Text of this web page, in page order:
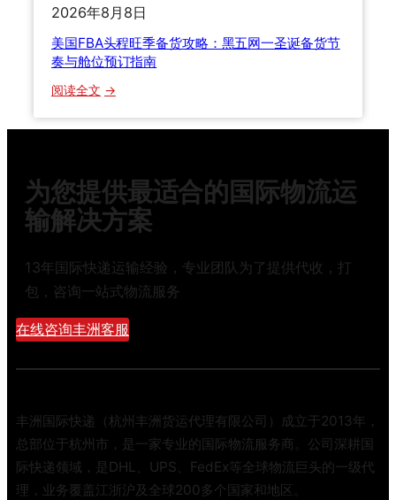
输
方
式
方
位
老
货
代
把
手
教
你
钱
的
F
Q
：
丢
、
、
延
误
拒
收
怎
么
B
海
卡
联
详
海
运
+
车
派
送
，
超
重
的
2026年8月8日
美国FBA头程旺季备货攻略：黑五网一圣诞备货节
奏与舱位预订指南
阅读全文 ：
国
A
头
程
季
备
攻
：
五
网
圣
诞
为您提供最适合的国际物流运
输解决方案
13年国际快递运输经验，专业团队为了提供代收，打
包，咨询一站式物流服务
在线咨询丰洲客服
丰洲国际快递（杭州丰洲货运代理有限公司）成立于2013年，
总部位于杭州市，是一家专业的国际物流服务商。公司深耕国
际快递领域，是DHL、UPS、FedEx等全球物流巨头的一级代
理，业务覆盖江浙沪及全球200多个国家和地区。